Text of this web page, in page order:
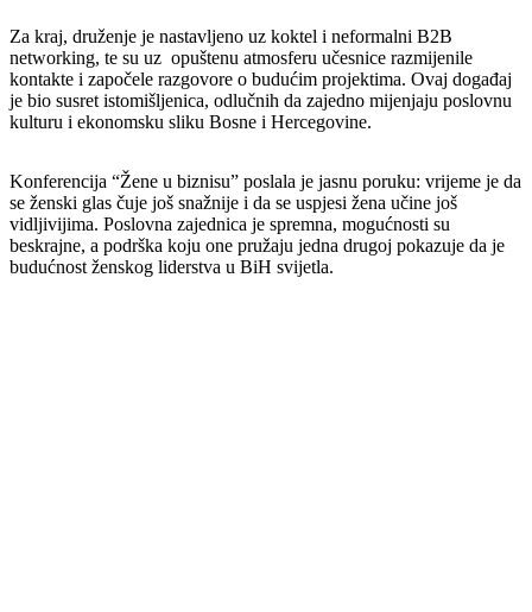
Za kraj, druženje je nastavljeno uz koktel i neformalni B2B
networking, te su uz opuštenu atmosferu učesnice razmijenile
kontakte i započele razgovore o budućim projektima. Ovaj događaj
je bio susret istomišljenica, odlučnih da zajedno mijenjaju poslovnu
kulturu i ekonomsku sliku Bosne i Hercegovine.
Konferencija “Žene u biznisu” poslala je jasnu poruku: vrijeme je da
se ženski glas čuje još snažnije i da se uspjesi žena učine još
vidljivijima. Poslovna zajednica je spremna, mogućnosti su
beskrajne, a podrška koju one pružaju jedna drugoj pokazuje da je
budućnost ženskog liderstva u BiH svijetla.